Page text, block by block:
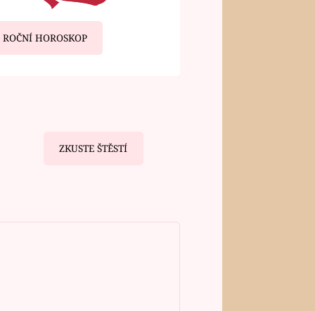
ROČNÍ HOROSKOP
ZKUSTE ŠTĚSTÍ